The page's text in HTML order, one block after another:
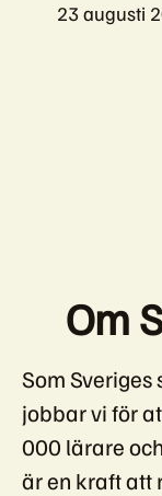
23 augusti
Om
Som
jobbar vi för
000 lärare
är en kraft att